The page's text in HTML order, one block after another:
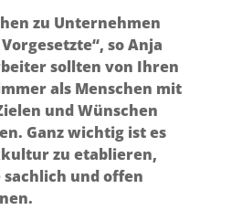
zu Unternehmen
so Anja
sollten von Ihren
als Menschen mit
und Wünschen
Ganz wichtig ist es
zu etablieren,
sachlich und offen